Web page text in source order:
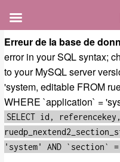
Erreur de la base de
error in your SQL syntax;
to your MySQL server
'system, editable FROM
WHERE `application` =
SELECT id,
'system' AND `section`